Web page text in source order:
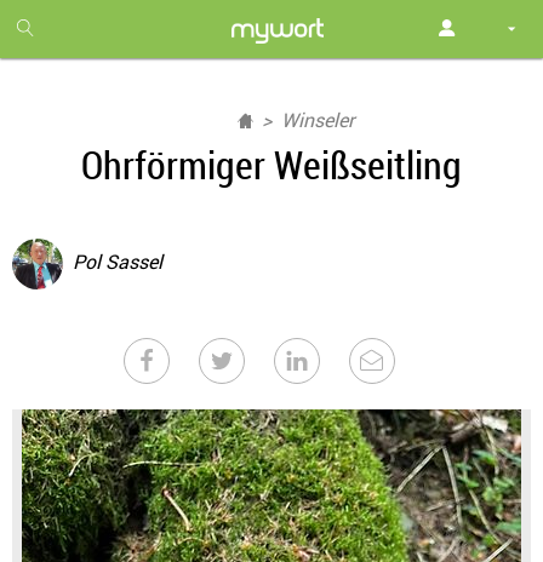
month
free
Winseler
Ohrförmiger Weißseitling
Pol Sassel